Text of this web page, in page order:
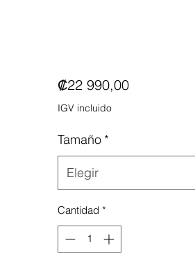
₡22 990,00Precio
IGV incluido
Tamaño *
Elegir
Cantidad *